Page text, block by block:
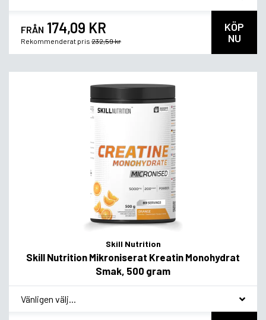
FRÅN 174,09 KR
Rekommenderat pris 232,59 kr
KÖP
NU
Skill Nutrition
Skill Nutrition Mikroniserat Kreatin Monohydrat
Smak, 500 gram
* Smakvariant